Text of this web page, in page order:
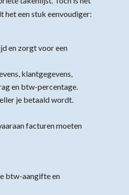
het een stuk eenvoudiger:
en zorgt voor een
klantgegevens,
en btw-percentage.
je betaald wordt.
facturen moeten
btw-aangifte en